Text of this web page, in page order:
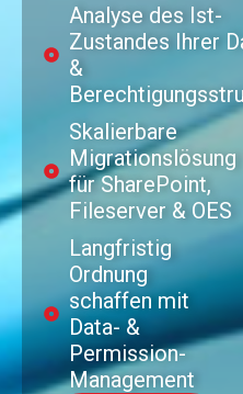
Analyse des Ist-
Zustandes Ihrer
&
Skalierbare
Migrationslösung
für SharePoint,
Fileserver & OES
Langfristig
Ordnung
schaffen mit
Data- &
Permission-
Management